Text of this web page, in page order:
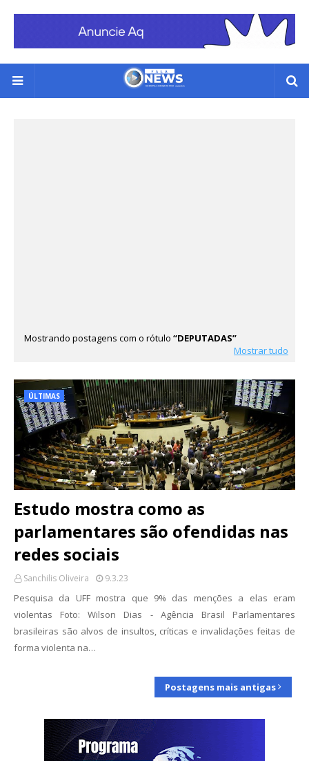
Mostrando postagens com o rótulo
DEPUTADAS
Mostrar tudo
ÚLTIMAS
Estudo mostra como as
parlamentares são ofendidas nas
redes sociais
Sanchilis Oliveira 9.3.23
Pesquisa da UFF mostra que 9% das menções a elas eram
violentas Foto: Wilson Dias - Agência Brasil Parlamentares
brasileiras são alvos de insultos, críticas e invalidações feitas de
forma violenta na…
Postagens mais antigas